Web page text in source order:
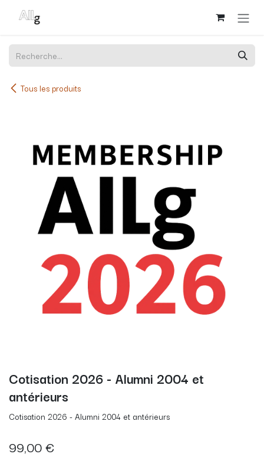
Tous les produits
Cotisation 2026 - Alumni 2004 et
antérieurs
Cotisation 2026 - Alumni 2004 et antérieurs
99,00€